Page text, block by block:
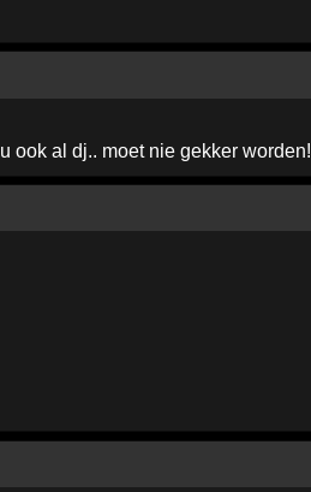
ook al dj.. moet nie gekker worden!